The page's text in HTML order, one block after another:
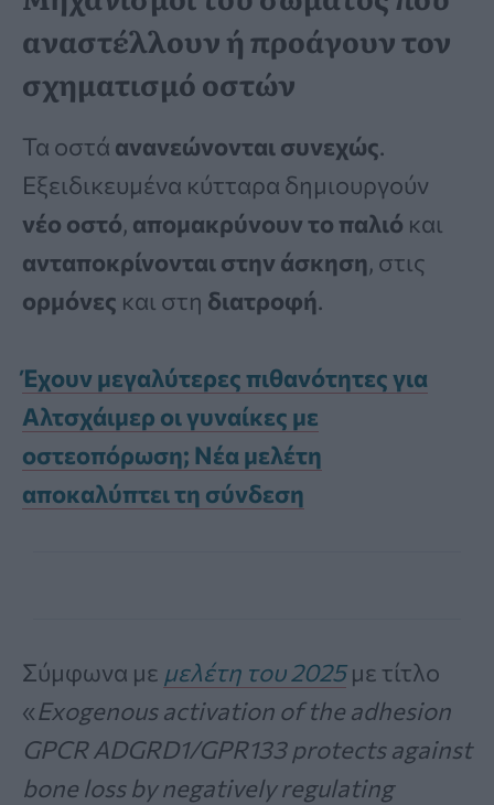
αναστέλλουν ή προάγουν τον
σχηματισμό οστών
Τα οστά ανανεώνονται συνεχώς.
Εξειδικευμένα κύτταρα δημιουργούν
νέο οστό, απομακρύνουν το παλιό και
ανταποκρίνονται στην άσκηση, στις
ορμόνες και στη διατροφή.
Έχουν μεγαλύτερες πιθανότητες για
Αλτσχάιμερ οι γυναίκες με
οστεοπόρωση; Νέα μελέτη
αποκαλύπτει τη σύνδεση
Σύμφωνα με μελέτη του 2025με τίτλο
«Exogenous activation of the adhesion
GPCR ADGRD1/GPR133 protects against
bone loss by negatively regulating